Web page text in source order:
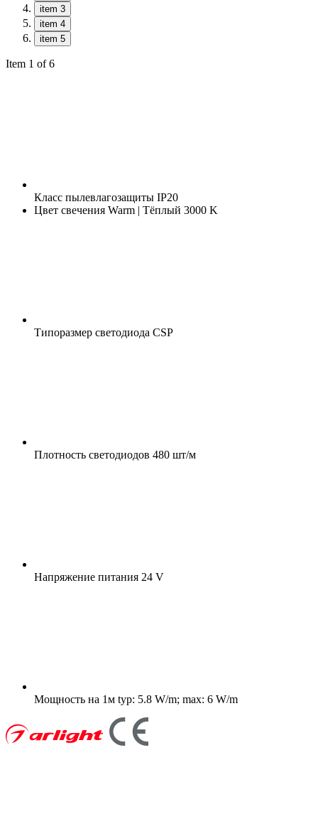
item 3
item 4
item 5
Item 1 of 6
Класс пылевлагозащиты IP20
Цвет свечения Warm | Тёплый 3000 K
Типоразмер светодиода CSP
Плотность светодиодов 480 шт/м
Напряжение питания 24 V
Мощность на 1м typ: 5.8 W/m; max: 6 W/m